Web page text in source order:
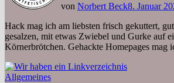
von Norbert Beck8. Januar
Hack mag ich am liebsten frisch gekuttert,
gesalzen, mit etwas Zwiebel und Gurke auf
Körnerbrötchen. Gehackte Homepages
Allgemeines